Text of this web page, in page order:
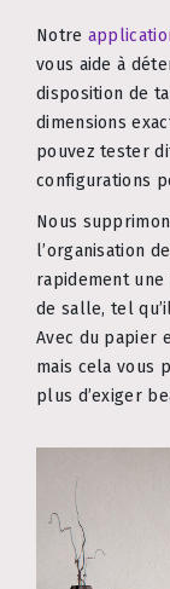
Notre
vous aide à
disposition de
dimensions
pouvez tester
configurations
Nous
l’organisation
rapidement
de salle, tel
Avec du papier
mais cela vous
plus d’exiger